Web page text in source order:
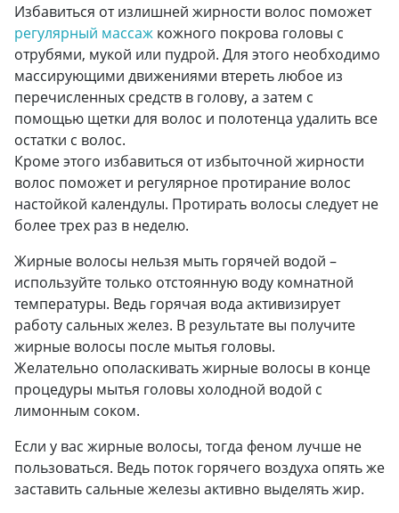
Избавиться от излишней жирности волос поможет
регулярный массаж кожного покрова головы с
отрубями, мукой или пудрой. Для этого необходимо
массирующими движениями втереть любое из
перечисленных средств в голову, а затем с
помощью щетки для волос и полотенца удалить все
остатки с волос.
Кроме этого избавиться от избыточной жирности
волос поможет и регулярное протирание волос
настойкой календулы. Протирать волосы следует не
более трех раз в неделю.
Жирные волосы нельзя мыть горячей водой –
используйте только отстоянную воду комнатной
температуры. Ведь горячая вода активизирует
работу сальных желез. В результате вы получите
жирные волосы после мытья головы.
Желательно ополаскивать жирные волосы в конце
процедуры мытья головы холодной водой с
лимонным соком.
Если у вас жирные волосы, тогда феном лучше не
пользоваться. Ведь поток горячего воздуха опять же
заставить сальные железы активно выделять жир.